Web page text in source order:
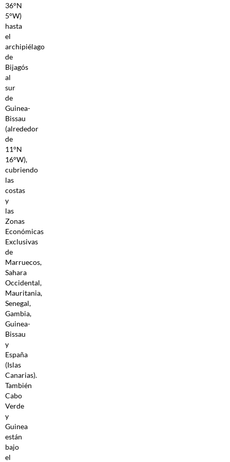
36°N
5°W)
hasta
el
archipiélago
de
Bijagós
al
sur
de
Guinea-
Bissau
(alrededor
de
11°N
16°W),
cubriendo
las
costas
y
las
Zonas
Económicas
Exclusivas
de
Marruecos,
Sahara
Occidental,
Mauritania,
Senegal,
Gambia,
Guinea-
Bissau
y
España
(Islas
Canarias).
También
Cabo
Verde
y
Guinea
están
bajo
el